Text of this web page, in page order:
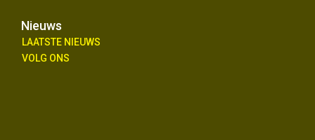
Nieuws
LAATSTE NIEUWS
VOLG ONS